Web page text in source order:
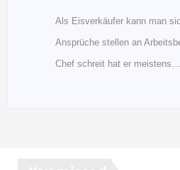
Als Eisverkäufer kann man
Ansprüche stellen an
Chef schreit hat er meistens…